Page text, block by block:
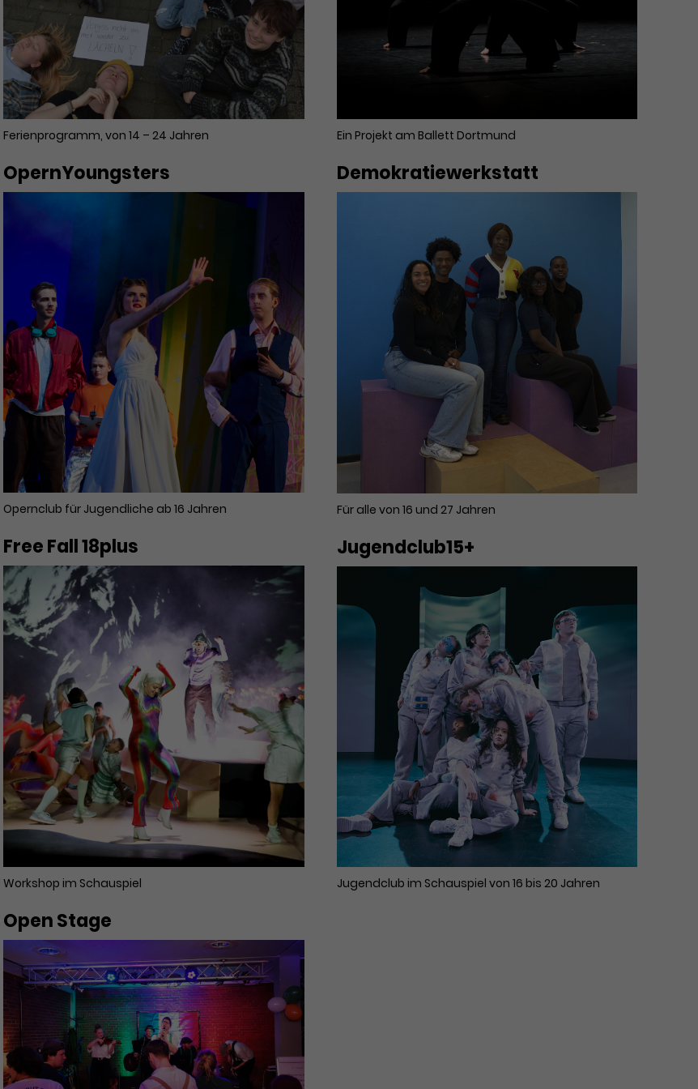
Ferienprogramm, von 14 – 24 Jahren
OpernYoungsters
Opernclub für Jugendliche ab 16 Jahren
Free Fall 18plus
Workshop im Schauspiel
Open Stage
Ein Projekt am Ballett Dortmund
Demokratiewerkstatt
Für alle von 16 und 27 Jahren
Jugendclub15+
Jugendclub im Schauspiel von 16 bis 20 Jahren